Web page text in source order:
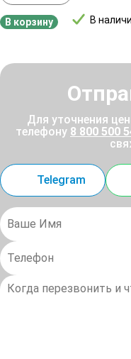
В
В корзину
Для уточнения
телефону 8 800 500
Telegram